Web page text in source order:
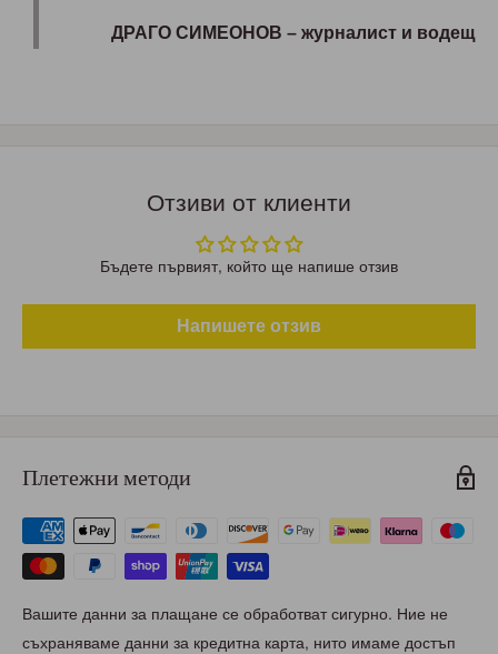
ДРАГО СИМЕОНОВ – журналист и водещ
Отзиви от клиенти
Бъдете първият, който ще напише отзив
Напишете отзив
Плетежни методи
Вашите данни за плащане се обработват сигурно. Ние не
съхраняваме данни за кредитна карта, нито имаме достъп